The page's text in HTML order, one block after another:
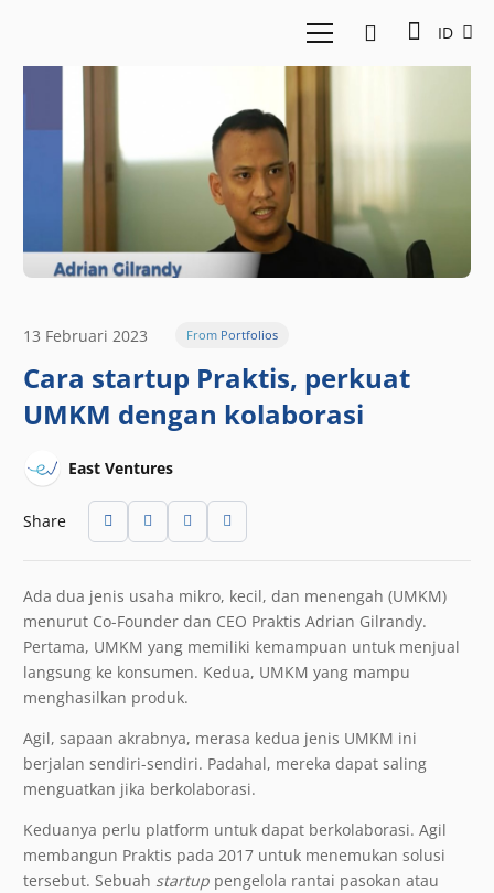
ID
13 Februari 2023 From Portfolios
Cara startup Praktis, perkuat
UMKM dengan kolaborasi
East Ventures
Share
Ada dua jenis usaha mikro, kecil, dan menengah (UMKM)
menurut Co-Founder dan CEO Praktis Adrian Gilrandy.
Pertama, UMKM yang memiliki kemampuan untuk menjual
langsung ke konsumen. Kedua, UMKM yang mampu
menghasilkan produk.
Agil, sapaan akrabnya, merasa kedua jenis UMKM ini
berjalan sendiri-sendiri. Padahal, mereka dapat saling
menguatkan jika berkolaborasi.
Keduanya perlu platform untuk dapat berkolaborasi. Agil
membangun Praktis pada 2017 untuk menemukan solusi
tersebut. Sebuah startup pengelola rantai pasokan atau